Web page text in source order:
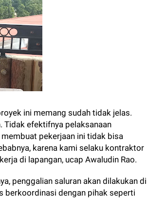
ini memang sudah tidak jelas.
Tidak efektifnya pelaksanaan
pekerjaan ini tidak bisa
karena kami selaku kontraktor
di lapangan, ucap Awaludin Rao.
penggalian saluran akan dilakukan di
berkoordinasi dengan pihak seperti